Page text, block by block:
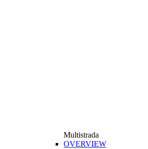
Multistrada
OVERVIEW